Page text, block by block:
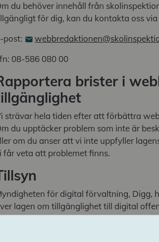
du behöver innehåll från
för dig, kan du kontakta oss
post:
08-586 080 00
brister i
strävar hela tiden efter att förbättra
du upptäcker problem som inte är
om du anser att vi inte uppfyller
får veta att problemet finns.
för digital förvaltning, Digg,
lagen om tillgänglighet till digital
till Digg om du tycker att vår